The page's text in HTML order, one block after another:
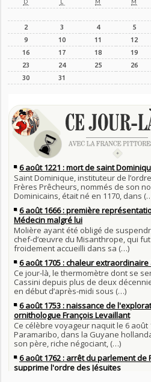
2
3 4 5
9
10 11 12
16
17 18 19
23
24 25 26
30
31